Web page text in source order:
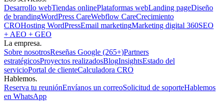
Desarrollo webTiendas onlinePlataformas webLanding pageDiseño
de brandingWordPress CareWebflow CareCrecimiento
CROHosting WordPressEmail marketingMarketing digital 360SEO
+ AEO + GEO
La empresa.
Sobre nosotrosReseñas Google (265+)Partners
estratégicosProyectos realizadosBlogInsightsEstado del
servicioPortal de clienteCalculadora CRO
Hablemos.
Reserva tu reuniónEnvíanos un correoSolicitud de soporteHablemos
en WhatsApp